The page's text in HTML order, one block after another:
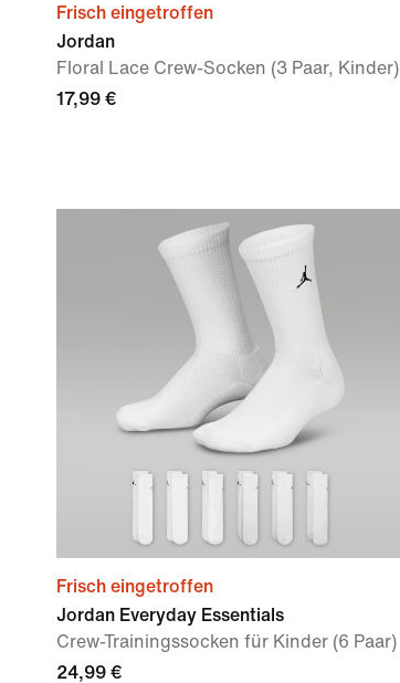
Frisch eingetroffen
Jordan
Floral Lace Crew-Socken (3 Paar, Kinder)
17,99 €
Frisch eingetroffen
Jordan Everyday Essentials
Crew-Trainingssocken für Kinder (6 Paar)
24,99 €